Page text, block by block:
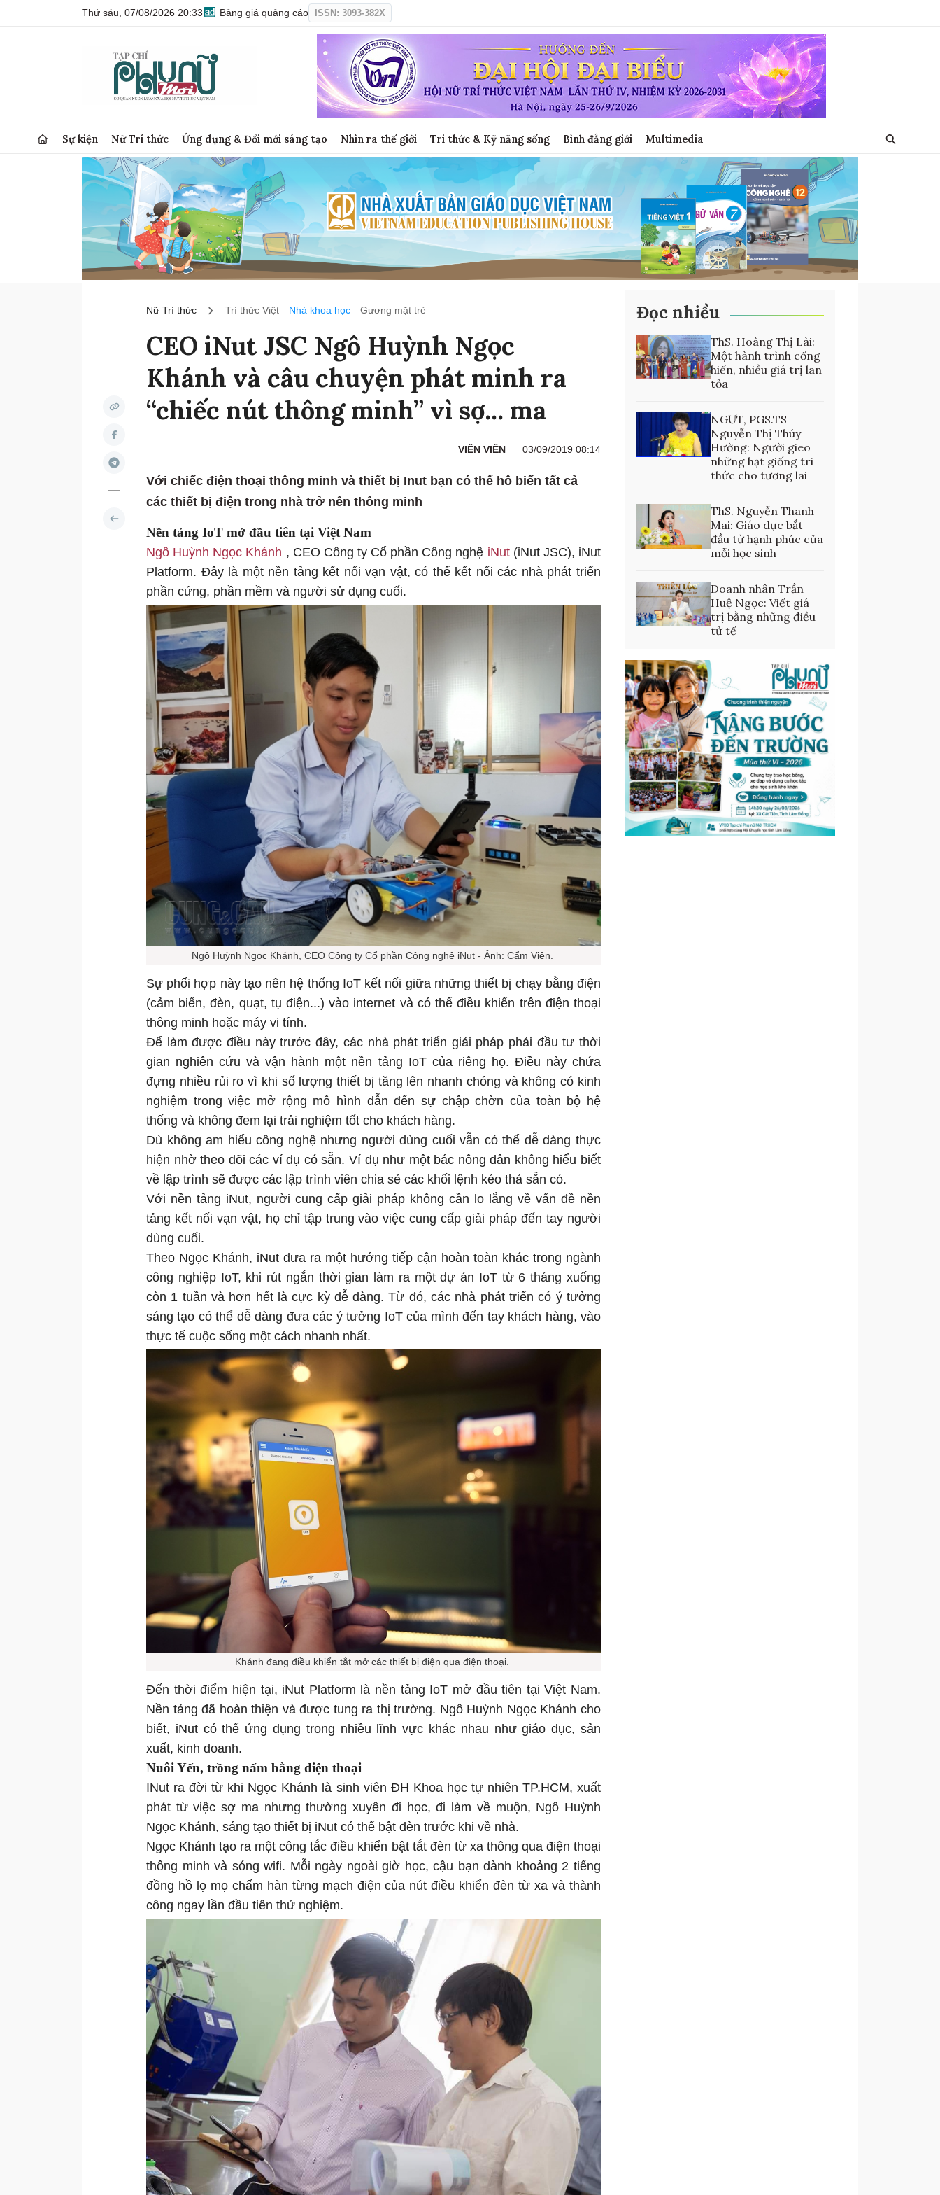
Thứ sáu, 07/08/2026 20:33 Bảng giá quảng cáo ISSN: 3093-382X
Sự kiện Nữ Trí thức Ứng dụng & Đổi mới sáng tạo Nhìn ra thế giới Tri thức & Kỹ năng sống Bình đẳng giới Multimedia
Nữ Trí thức Trí thức Việt Nhà khoa học Gương mặt trẻ
CEO iNut JSC Ngô Huỳnh Ngọc
Khánh và câu chuyện phát minh ra
“chiếc nút thông minh” vì sợ... ma
VIÊN VIÊN 03/09/2019 08:14
Với chiếc điện thoại thông minh và thiết bị Inut bạn có thể hô biến tất cả
các thiết bị điện trong nhà trở nên thông minh
Nền tảng IoT mở đầu tiên tại Việt Nam
Ngô Huỳnh Ngọc Khánh , CEO Công ty Cổ phần Công nghệ iNut (iNut JSC), iNut
Platform. Đây là một nền tảng kết nối vạn vật, có thể kết nối các nhà phát triển
phần cứng, phần mềm và người sử dụng cuối.
Ngô Huỳnh Ngọc Khánh, CEO Công ty Cổ phần Công nghệ iNut - Ảnh: Cẩm Viên.
Sự phối hợp này tạo nên hệ thống IoT kết nối giữa những thiết bị chạy bằng điện
(cảm biến, đèn, quạt, tụ điện...) vào internet và có thể điều khiển trên điện thoại
thông minh hoặc máy vi tính.
Để làm được điều này trước đây, các nhà phát triển giải pháp phải đầu tư thời
gian nghiên cứu và vận hành một nền tảng IoT của riêng họ. Điều này chứa
đựng nhiều rủi ro vì khi số lượng thiết bị tăng lên nhanh chóng và không có kinh
nghiệm trong việc mở rộng mô hình dẫn đến sự chập chờn của toàn bộ hệ
thống và không đem lại trải nghiệm tốt cho khách hàng.
Dù không am hiểu công nghệ nhưng người dùng cuối vẫn có thể dễ dàng thực
hiện nhờ theo dõi các ví dụ có sẵn. Ví dụ như một bác nông dân không hiểu biết
về lập trình sẽ được các lập trình viên chia sẻ các khối lệnh kéo thả sẵn có.
Với nền tảng iNut, người cung cấp giải pháp không cần lo lắng về vấn đề nền
tảng kết nối vạn vật, họ chỉ tập trung vào việc cung cấp giải pháp đến tay người
dùng cuối.
Theo Ngọc Khánh, iNut đưa ra một hướng tiếp cận hoàn toàn khác trong ngành
công nghiệp IoT, khi rút ngắn thời gian làm ra một dự án IoT từ 6 tháng xuống
còn 1 tuần và hơn hết là cực kỳ dễ dàng. Từ đó, các nhà phát triển có ý tưởng
sáng tạo có thể dễ dàng đưa các ý tưởng IoT của mình đến tay khách hàng, vào
thực tế cuộc sống một cách nhanh nhất.
Khánh đang điều khiển tắt mở các thiết bị điện qua điện thoại.
Đến thời điểm hiện tại, iNut Platform là nền tảng IoT mở đầu tiên tại Việt Nam.
Nền tảng đã hoàn thiện và được tung ra thị trường. Ngô Huỳnh Ngọc Khánh cho
biết, iNut có thể ứng dụng trong nhiều lĩnh vực khác nhau như giáo dục, sản
xuất, kinh doanh.
Nuôi Yến, trồng nấm bằng điện thoại
INut ra đời từ khi Ngọc Khánh là sinh viên ĐH Khoa học tự nhiên TP.HCM, xuất
phát từ việc sợ ma nhưng thường xuyên đi học, đi làm về muộn, Ngô Huỳnh
Ngọc Khánh, sáng tạo thiết bị iNut có thể bật đèn trước khi về nhà.
Ngọc Khánh tạo ra một công tắc điều khiển bật tắt đèn từ xa thông qua điện thoại
thông minh và sóng wifi. Mỗi ngày ngoài giờ học, cậu bạn dành khoảng 2 tiếng
đồng hồ lọ mọ chấm hàn từng mạch điện của nút điều khiển đèn từ xa và thành
công ngay lần đầu tiên thử nghiệm.
Đọc nhiều
ThS. Hoàng Thị Lài:
Một hành trình cống
hiến, nhiều giá trị lan
tỏa
NGƯT, PGS.TS
Nguyễn Thị Thúy
Hường: Người gieo
những hạt giống tri
thức cho tương lai
ThS. Nguyễn Thanh
Mai: Giáo dục bắt
đầu từ hạnh phúc của
mỗi học sinh
Doanh nhân Trần
Huệ Ngọc: Viết giá
trị bằng những điều
tử tế